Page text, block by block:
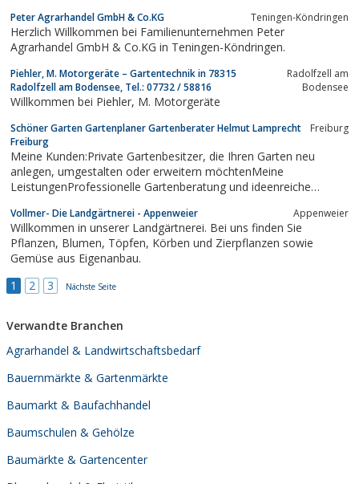
Peter Agrarhandel GmbH & Co.KG Teningen-Köndringen
Herzlich Willkommen bei Familienunternehmen Peter
Agrarhandel GmbH & Co.KG in Teningen-Köndringen.
Piehler, M. Motorgeräte – Gartentechnik in 78315
Radolfzell am Bodensee, Tel.: 07732 / 58816
Radolfzell am
Bodensee
Willkommen bei Piehler, M. Motorgeräte
Schöner Garten Gartenplaner Gartenberater Helmut Lamprecht
Freiburg
Freiburg
Meine Kunden:Private Gartenbesitzer, die Ihren Garten neu
anlegen, umgestalten oder erweitern möchtenMeine
LeistungenProfessionelle Gartenberatung und ideenreiche
AuftragsvergabeProjektbegleitung und
ProjektüberwachungMeine besonderen Stärken...
Vollmer- Die Landgärtnerei - Appenweier Appenweier
Willkommen in unserer Landgärtnerei. Bei uns finden Sie
Pflanzen, Blumen, Töpfen, Körben und Zierpflanzen sowie
Gemüse aus Eigenanbau.
1
2 3 Nächste Seite
Verwandte Branchen
Agrarhandel & Landwirtschaftsbedarf
Bauernmärkte & Gartenmärkte
Baumarkt & Baufachhandel
Baumschulen & Gehölze
Baumärkte & Gartencenter